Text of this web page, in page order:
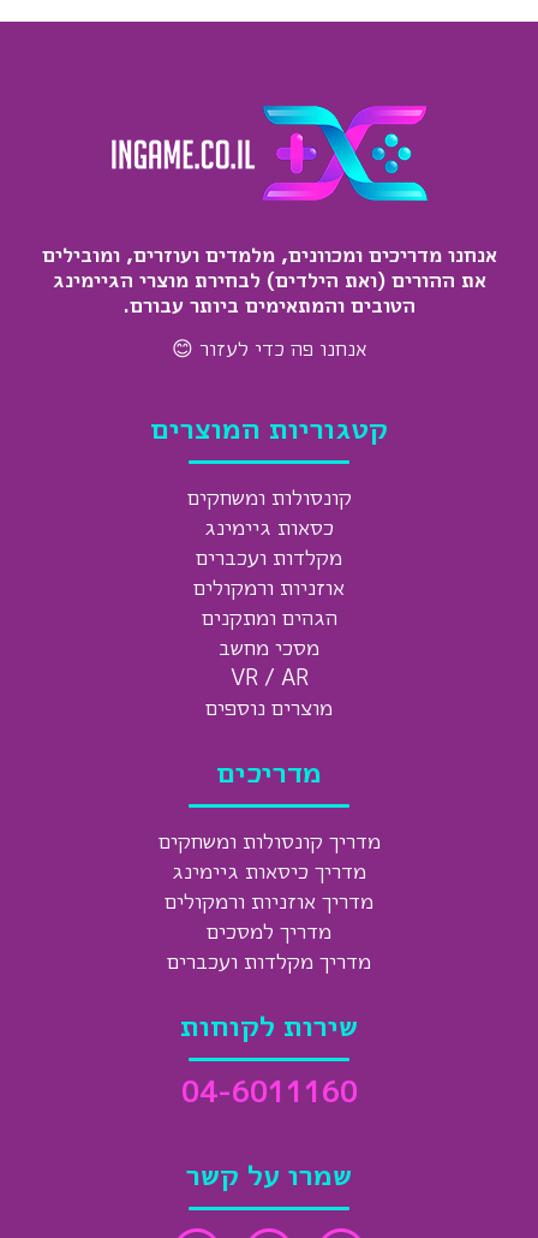
אנחנו מדריכים ומכוונים, מלמדים ועוזרים, ומובילים
את ההורים (ואת הילדים) לבחירת מוצרי הגיימינג
הטובים והמתאימים ביותר עבורם.
אנחנו פה כדי לעזור 😊
קטגוריות המוצרים
קונסולות ומשחקים
כסאות גיימינג
מקלדות ועכברים
אוזניות ורמקולים
הגהים ומתקנים
מסכי מחשב
VR / AR
מוצרים נוספים
מדריכים
מדריך קונסולות ומשחקים
מדריך כיסאות גיימינג
מדריך אוזניות ורמקולים
מדריך למסכים
מדריך מקלדות ועכברים
שירות לקוחות
04-6011160
שמרו על קשר